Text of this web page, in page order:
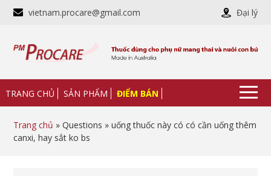
vietnam.procare@gmail.com Đại lý
TRANG CHỦ SẢN PHẨM ĐIỂM BÁN
Trang chủ » Questions » uống thuốc này có có cần uống thêm
canxi, hay sắt ko bs